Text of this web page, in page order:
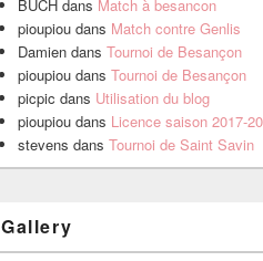
BUCH dans Match à besancon
pioupiou dans Match contre Genlis
Damien dans Tournoi de Besançon
pioupiou dans Tournoi de Besançon
picpic dans Utilisation du blog
pioupiou dans Licence saison 2017-
stevens dans Tournoi de Saint Savin
Gallery